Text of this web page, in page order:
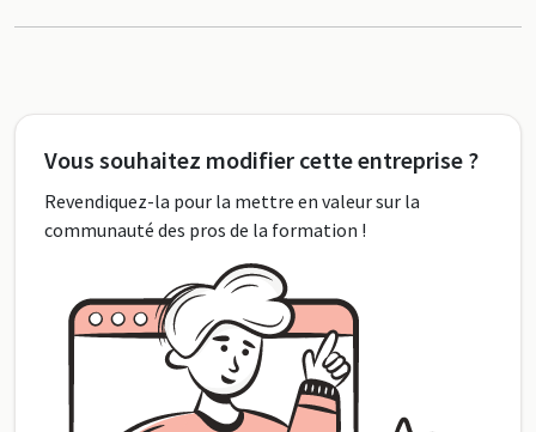
Vous souhaitez modifier cette entreprise ?
Revendiquez-la pour la mettre en valeur sur la
communauté des pros de la formation !